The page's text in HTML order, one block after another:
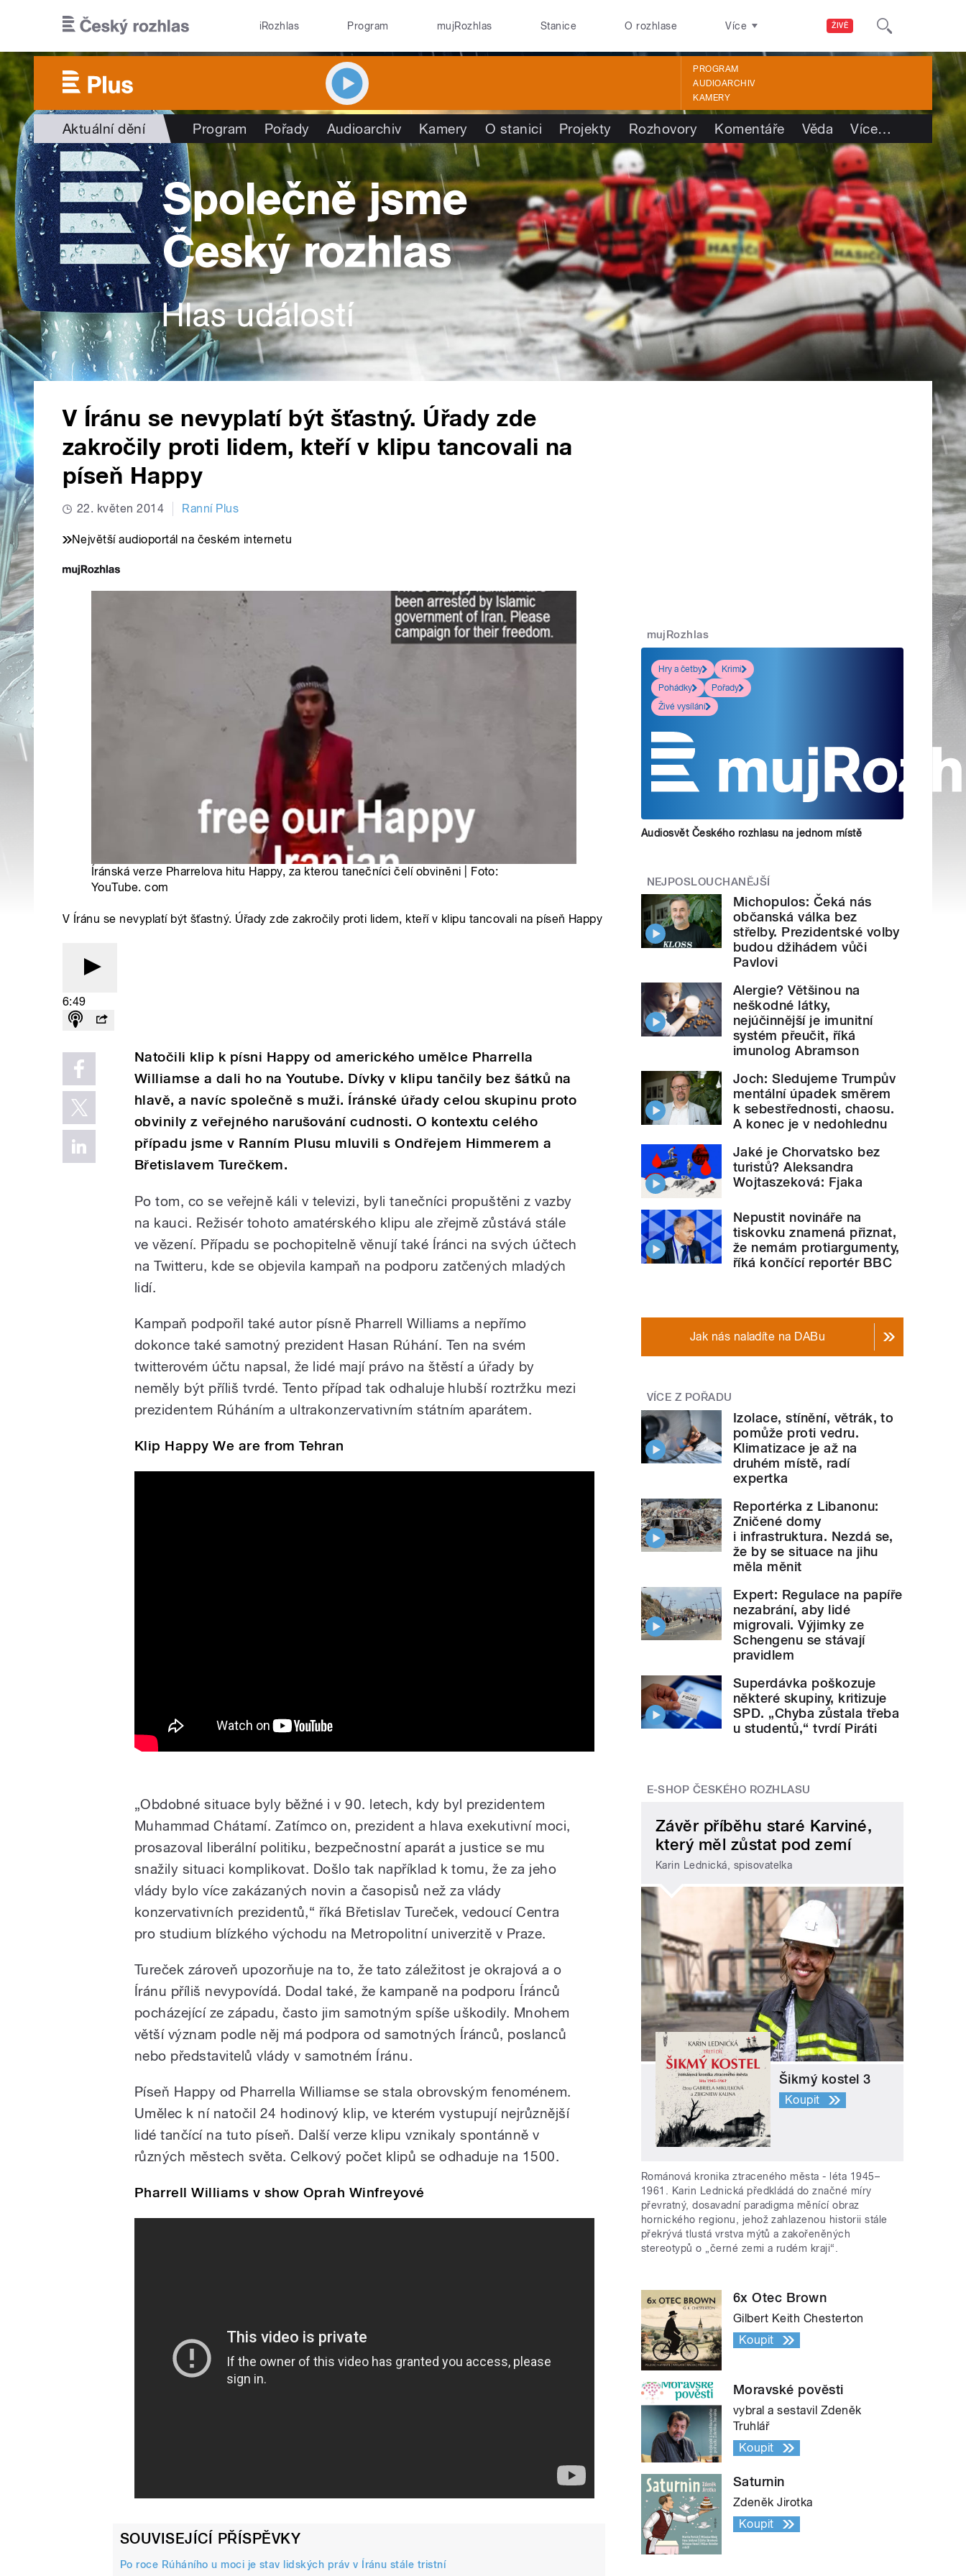
ŽIVĚ
iRozhlas Program mujRozhlas Stanice O rozhlase Více
PROGRAM
AUDIOARCHIV
KAMERY
Aktuální dění Program Pořady Audioarchiv Kamery O stanici Projekty Rozhovory Komentáře Věda Více…
V Íránu se nevyplatí být šťastný. Úřady zde
zakročily proti lidem, kteří v klipu tancovali na
píseň Happy
22. květen 2014 Ranní Plus
Největší audioportál na českém internetu
Íránská verze Pharrelova hitu Happy, za kterou tanečníci čelí obviněni | Foto:
YouTube. com
V Íránu se nevyplatí být šťastný. Úřady zde zakročily proti lidem, kteří v klipu tancovali na píseň Happy
6:49
Natočili klip k písni Happy od amerického umělce Pharrella
Williamse a dali ho na Youtube. Dívky v klipu tančily bez šátků na
hlavě, a navíc společně s muži. Íránské úřady celou skupinu proto
obvinily z veřejného narušování cudnosti. O kontextu celého
případu jsme v Ranním Plusu mluvili s Ondřejem Himmerem a
Břetislavem Turečkem.
Po tom, co se veřejně káli v televizi, byli tanečníci propuštěni z vazby
na kauci. Režisér tohoto amatérského klipu ale zřejmě zůstává stále
ve vězení. Případu se pochopitelně věnují také Íránci na svých účtech
na Twitteru, kde se objevila kampaň na podporu zatčených mladých
lidí.
Kampaň podpořil také autor písně Pharrell Williams a nepřímo
dokonce také samotný prezident Hasan Rúhání. Ten na svém
twitterovém účtu napsal, že lidé mají právo na štěstí a úřady by
neměly být příliš tvrdé. Tento případ tak odhaluje hlubší roztržku mezi
prezidentem Rúháním a ultrakonzervativním státním aparátem.
Klip Happy We are from Tehran
„Obdobné situace byly běžné i v 90. letech, kdy byl prezidentem
Muhammad Chátamí. Zatímco on, prezident a hlava exekutivní moci,
prosazoval liberální politiku, bezpečnostní aparát a justice se mu
snažily situaci komplikovat. Došlo tak například k tomu, že za jeho
vlády bylo více zakázaných novin a časopisů než za vlády
konzervativních prezidentů,“ říká Břetislav Tureček, vedoucí Centra
pro studium blízkého východu na Metropolitní univerzitě v Praze.
Tureček zároveň upozorňuje na to, že tato záležitost je okrajová a o
Íránu příliš nevypovídá. Dodal také, že kampaně na podporu Íránců
pocházející ze západu, často jim samotným spíše uškodily. Mnohem
větší význam podle něj má podpora od samotných Íránců, poslanců
nebo představitelů vlády v samotném Íránu.
Píseň Happy od Pharrella Williamse se stala obrovským fenoménem.
Umělec k ní natočil 24 hodinový klip, ve kterém vystupují nejrůznější
lidé tančící na tuto píseň. Další verze klipu vznikaly spontánně v
různých městech světa. Celkový počet klipů se odhaduje na 1500.
Pharrell Williams v show Oprah Winfreyové
SOUVISEJÍCÍ PŘÍSPĚVKY
Po roce Rúháního u moci je stav lidských práv v Íránu stále tristní
mujRozhlas
Hry a četby
Krimi
Pohádky
Pořady
Živé vysílání
Audiosvět Českého rozhlasu na jednom místě
NEJPOSLOUCHANĚJŠÍ
Michopulos: Čeká nás
občanská válka bez
střelby. Prezidentské volby
budou džihádem vůči
Pavlovi
Alergie? Většinou na
neškodné látky,
nejúčinnější je imunitní
systém přeučit, říká
imunolog Abramson
Joch: Sledujeme Trumpův
mentální úpadek směrem
k sebestřednosti, chaosu.
A konec je v nedohlednu
Jaké je Chorvatsko bez
turistů? Aleksandra
Wojtaszeková: Fjaka
Nepustit novináře na
tiskovku znamená přiznat,
že nemám protiargumenty,
říká končící reportér BBC
Jak nás naladíte na DABu
VÍCE Z POŘADU
Izolace, stínění, větrák, to
pomůže proti vedru.
Klimatizace je až na
druhém místě, radí
expertka
Reportérka z Libanonu:
Zničené domy
i infrastruktura. Nezdá se,
že by se situace na jihu
měla měnit
Expert: Regulace na papíře
nezabrání, aby lidé
migrovali. Výjimky ze
Schengenu se stávají
pravidlem
Superdávka poškozuje
některé skupiny, kritizuje
SPD. „Chyba zůstala třeba
u studentů,“ tvrdí Piráti
E-SHOP ČESKÉHO ROZHLASU
Závěr příběhu staré Karviné,
který měl zůstat pod zemí
Karin Lednická, spisovatelka
Šikmý kostel 3
Koupit
Románová kronika ztraceného města - léta 1945–
1961. Karin Lednická předkládá do značné míry
převratný, dosavadní paradigma měnící obraz
hornického regionu, jehož zahlazenou historii stále
překrývá tlustá vrstva mýtů a zakořeněných
stereotypů o „černé zemi a rudém kraji“.
6x Otec Brown
Gilbert Keith Chesterton
Koupit
Moravské pověsti
vybral a sestavil Zdeněk
Truhlář
Koupit
Saturnin
Zdeněk Jirotka
Koupit